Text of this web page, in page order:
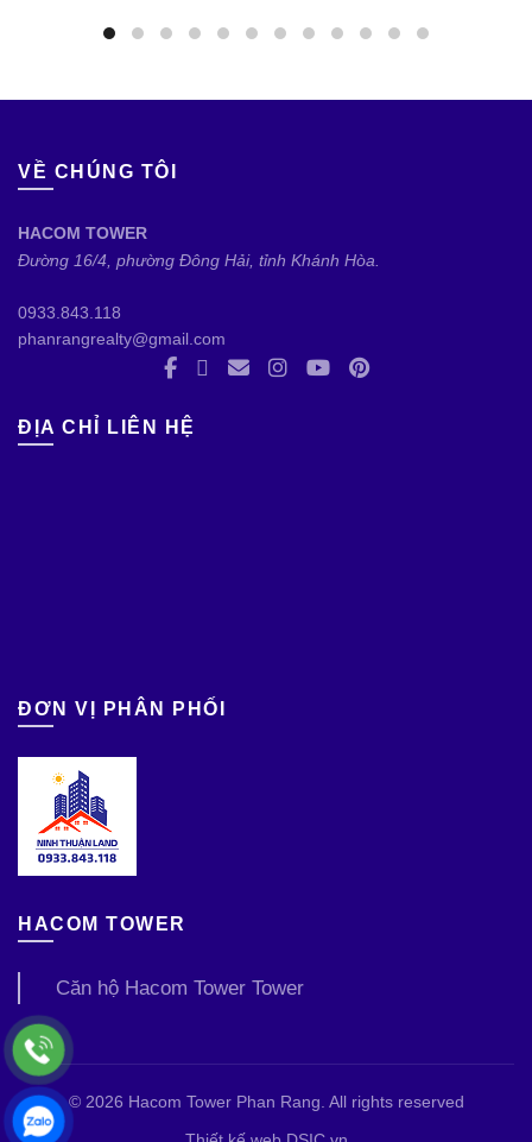
VỀ CHÚNG TÔI
HACOM TOWER
Đường 16/4, phường Đông Hải, tỉnh Khánh Hòa.
0933.843.118
phanrangrealty@gmail.com
ĐỊA CHỈ LIÊN HỆ
ĐƠN VỊ PHÂN PHỐI
HACOM TOWER
Căn hộ Hacom Tower Tower
© 2026 Hacom Tower Phan Rang . All rights reserved